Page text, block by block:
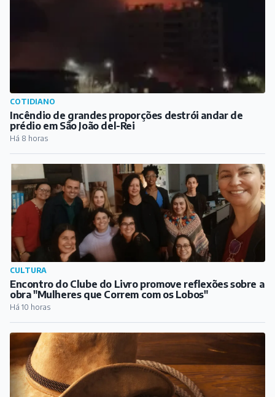
CULTURA
Encontro do Clube do Livro promove reflexões sobre a
obra "Mulheres que Correm com os Lobos"
Há 10 horas
AGRO
Concurso Sertanejo do Festival Flequeijo abre
inscrições
Há 11 horas